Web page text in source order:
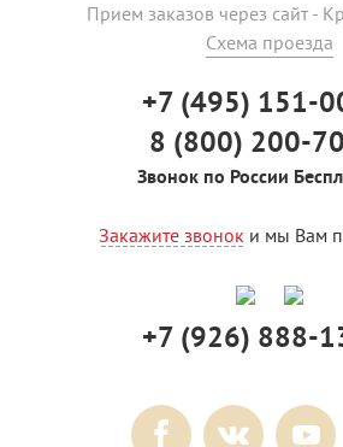
Прием заказов через сайт -
Схема проезда
+7 (495) 151-
8 (800) 200-
Звонок по России
Закажите звоноки мы Вам
+7 (926) 888-